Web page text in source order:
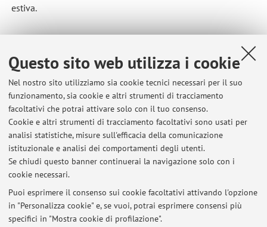
Questo sito web utilizza i cookie
Nel nostro sito utilizziamo sia cookie tecnici necessari per il suo
funzionamento, sia cookie e altri strumenti di tracciamento
facoltativi che potrai attivare solo con il tuo consenso.
Cookie e altri strumenti di tracciamento facoltativi sono usati per
analisi statistiche, misure sull'efficacia della comunicazione
istituzionale e analisi dei comportamenti degli utenti.
Se chiudi questo banner continuerai la navigazione solo con i
cookie necessari.
Puoi esprimere il consenso sui cookie facoltativi attivando l'opzione
in "Personalizza cookie" e, se vuoi, potrai esprimere consensi più
specifici in "Mostra cookie di profilazione".
estiva.
Universita' di Valencia
Paese:
Spagna
Descrizione:
Generalitat Valenciana, numero GV05/12
Ultimi avvisi